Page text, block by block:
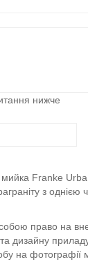
нижче
мийка Franke
з
право на
та дизайну
на фотографії